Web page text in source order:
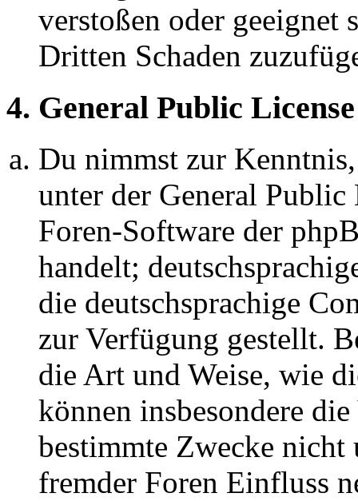
verstoßen oder geeignet
Dritten Schaden
4. General Public License
Du nimmst zur
unter der General
Foren-Software der
handelt;
die deutschsprachige
zur Verfügung gestellt.
die Art und Weise, wie
können insbesondere
bestimmte Zwecke nicht
fremder Foren Einfluss